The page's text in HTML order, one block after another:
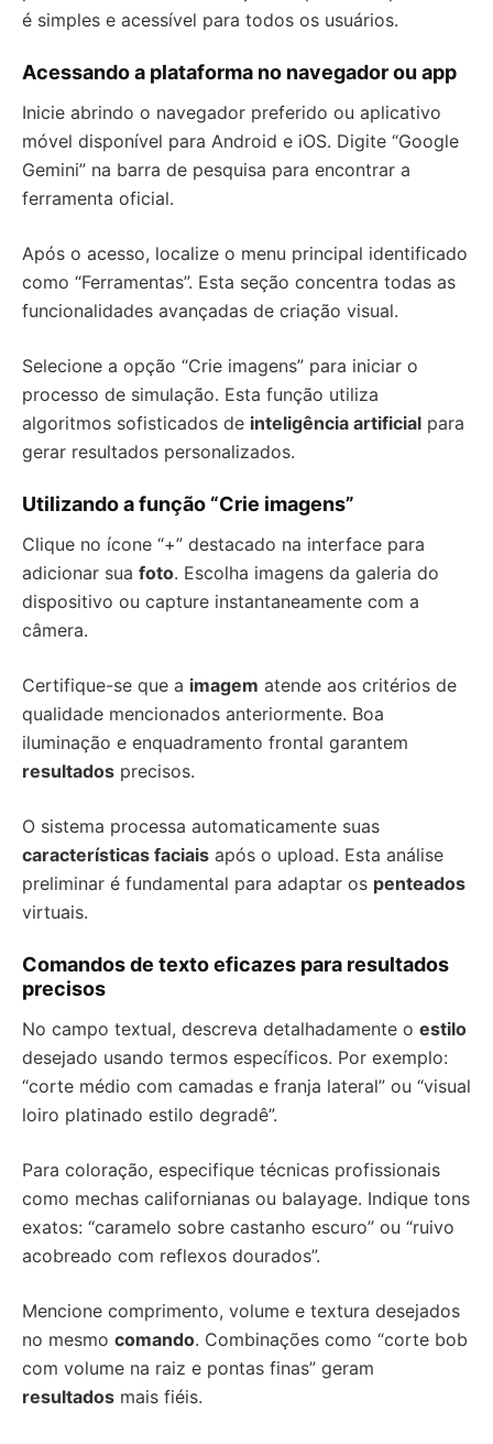
é simples e acessível para todos os usuários.
Acessando a plataforma no navegador ou app
Inicie abrindo o navegador preferido ou aplicativo
móvel disponível para Android e iOS. Digite “Google
Gemini” na barra de pesquisa para encontrar a
ferramenta oficial.
Após o acesso, localize o menu principal identificado
como “Ferramentas”. Esta seção concentra todas as
funcionalidades avançadas de criação visual.
Selecione a opção “Crie imagens” para iniciar o
processo de simulação. Esta função utiliza
algoritmos sofisticados de inteligência artificial para
gerar resultados personalizados.
Utilizando a função “Crie imagens”
Clique no ícone “+” destacado na interface para
adicionar sua foto. Escolha imagens da galeria do
dispositivo ou capture instantaneamente com a
câmera.
Certifique-se que a imagem atende aos critérios de
qualidade mencionados anteriormente. Boa
iluminação e enquadramento frontal garantem
resultados precisos.
O sistema processa automaticamente suas
características faciais após o upload. Esta análise
preliminar é fundamental para adaptar os penteados
virtuais.
Comandos de texto eficazes para resultados
precisos
No campo textual, descreva detalhadamente o estilo
desejado usando termos específicos. Por exemplo:
“corte médio com camadas e franja lateral” ou “visual
loiro platinado estilo degradê”.
Para coloração, especifique técnicas profissionais
como mechas californianas ou balayage. Indique tons
exatos: “caramelo sobre castanho escuro” ou “ruivo
acobreado com reflexos dourados”.
Mencione comprimento, volume e textura desejados
no mesmo comando. Combinações como “corte bob
com volume na raiz e pontas finas” geram
resultados mais fiéis.